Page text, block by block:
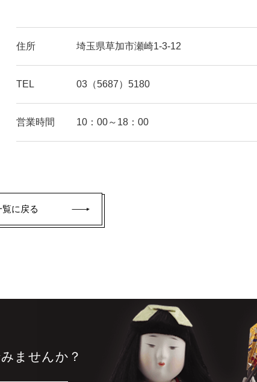
住所 埼玉県草加市瀬崎1-3-12
TEL 03（5687）5180
営業時間 10：00～18：00
覧に戻る
ませんか？